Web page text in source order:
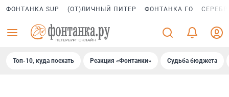
ФОНТАНКА SUP (ОТ)ЛИЧНЫЙ ПИТЕР ФОНТАНКА ГО
Топ-10, куда поехать Реакция «Фонтанки» Судьба бюджета